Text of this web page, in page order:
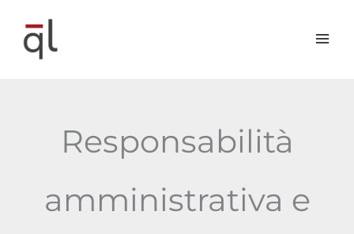
contenuto
Responsabilità
amministrativa e